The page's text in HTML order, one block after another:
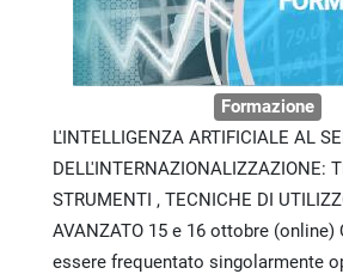
Formazione
L'INTELLIGENZA ARTIFICIALE AL
DELL'INTERNAZIONALIZZAZIONE:
STRUMENTI , TECNICHE DI
AVANZATO 15 e 16 ottobre
essere frequentato singolarmente